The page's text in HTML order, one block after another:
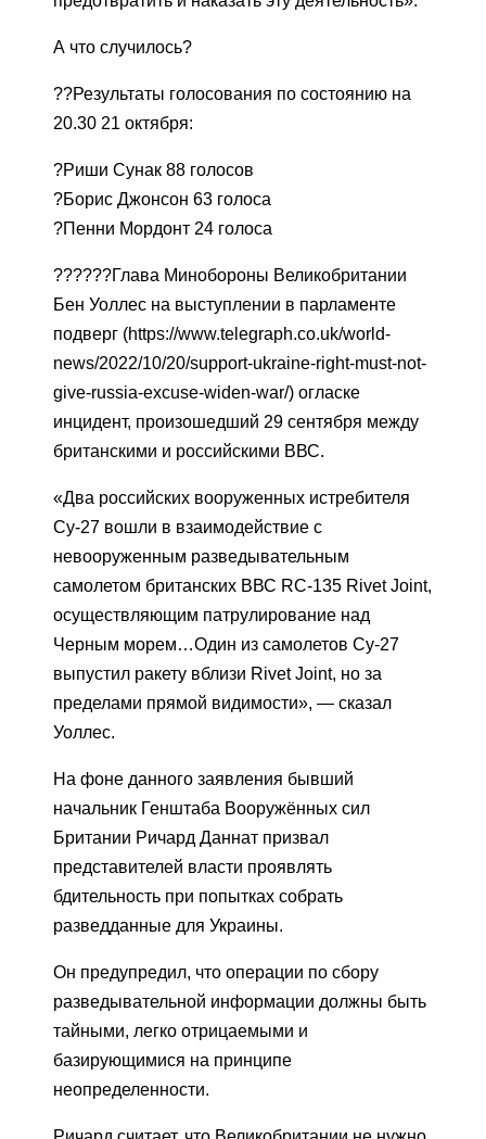
А что случилось?
??Результаты голосования по состоянию на
20.30 21 октября:
?Риши Сунак 88 голосов
?Борис Джонсон 63 голоса
?Пенни Мордонт 24 голоса
??????Глава Минобороны Великобритании
Бен Уоллес на выступлении в парламенте
подверг (https://www.telegraph.co.uk/world-
news/2022/10/20/support-ukraine-right-must-not-
give-russia-excuse-widen-war/) огласке
инцидент, произошедший 29 сентября между
британскими и российскими ВВС.
«Два российских вооруженных истребителя
Су-27 вошли в взаимодействие с
невооруженным разведывательным
самолетом британских ВВС RC-135 Rivet Joint,
осуществляющим патрулирование над
Черным морем…Один из самолетов Су-27
выпустил ракету вблизи Rivet Joint, но за
пределами прямой видимости», — сказал
Уоллес.
На фоне данного заявления бывший
начальник Генштаба Вооружённых сил
Британии Ричард Даннат призвал
представителей власти проявлять
бдительность при попытках собрать
разведданные для Украины.
Он предупредил, что операции по сбору
разведывательной информации должны быть
тайными, легко отрицаемыми и
базирующимися на принципе
неопределенности.